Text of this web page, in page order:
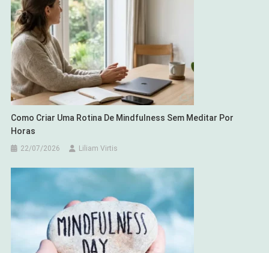
Como Criar Uma Rotina De Mindfulness Sem Meditar Por
Horas
22/07/2026 Liliam Virtis